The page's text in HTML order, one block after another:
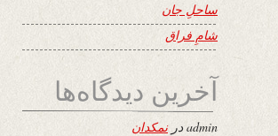
ساحلِ جان
شامِ فراق
آخرین دیدگاه‌ها
adminدرنمکدان